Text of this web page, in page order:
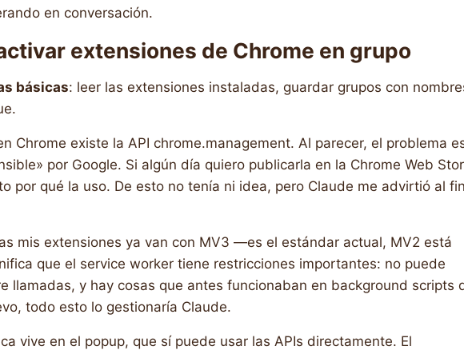
en conversación.
extensiones de Chrome en grupo
básicas: leer las extensiones instaladas, guardar grupos con
Chrome existe la API chrome.management. Al parecer, el problema
por Google. Si algún día quiero publicarla en la Chrome Web
por qué la uso. De esto no tenía ni idea, pero Claude me advirtió al
mis extensiones ya van con MV3 —es el estándar actual, MV2 está
que el service worker tiene restricciones importantes: no puede
llamadas, y hay cosas que antes funcionaban en background scripts
todo esto lo gestionaría Claude.
vive en el popup, que sí puede usar las APIs directamente. El